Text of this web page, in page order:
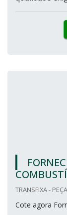
TRANSFIXA -
Cote agora